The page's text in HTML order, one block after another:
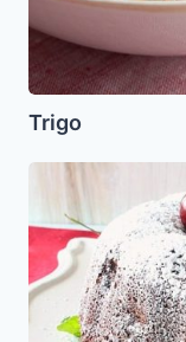
Trigo
Pastel
Cerezas